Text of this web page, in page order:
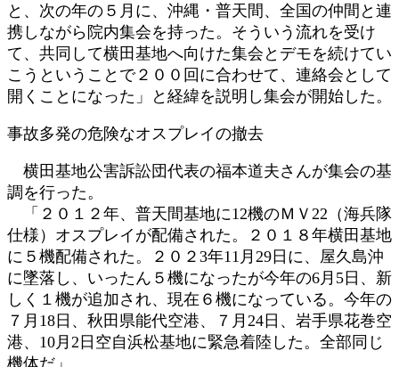
と、次の年の５月に、沖縄・普天間、全国の仲間と連
携しながら院内集会を持った。そういう流れを受け
て、共同して横田基地へ向けた集会とデモを続けてい
こうということで２００回に合わせて、連絡会として
開くことになった」と経緯を説明し集会が開始した。
事故多発の危険なオスプレイの撤去
横田基地公害訴訟団代表の福本道夫さんが集会の基
調を行った。
「２０１２年、普天間基地に12機のＭＶ22（海兵隊
仕様）オスプレイが配備された。２０１８年横田基地
に５機配備された。２０２3年11月29日に、屋久島沖
に墜落し、いったん５機になったが今年の6月5日、新
しく１機が追加され、現在６機になっている。今年の
７月18日、秋田県能代空港、７月24日、岩手県花巻空
港、10月2日空自浜松基地に緊急着陸した。全部同じ
機体だ」。